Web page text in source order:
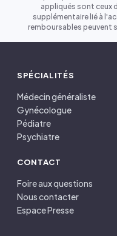
appliqués sont ceux
supplémentaire lié à
remboursables peuvent
SPÉCIALITÉS
Médecin généraliste
Gynécologue
Pédiatre
Psychiatre
CONTACT
Foire aux questions
Nous contacter
Espace Presse